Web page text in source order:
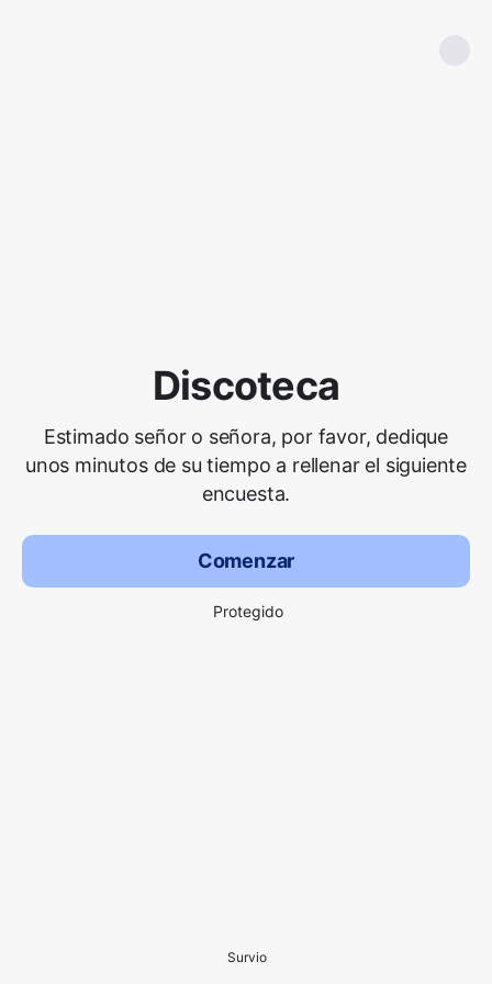
Discoteca
Estimado señor o señora, por favor, dedique
unos minutos de su tiempo a rellenar el siguiente
encuesta.
Comenzar
Protegido
Survio